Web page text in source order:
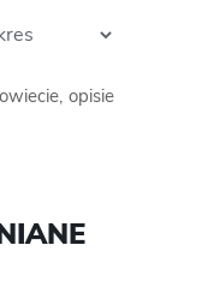
opisie